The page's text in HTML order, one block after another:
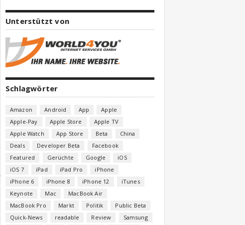
Unterstützt von
Schlagwörter
Amazon Android App
Apple
Apple-Pay
Apple Store
Apple TV
Apple Watch
App Store Beta
China
Deals
Developer Beta
Facebook
Featured
Gerüchte Google
iOS
iOS 7
iPad iPad Pro
iPhone
iPhone 6
iPhone 8 iPhone 12
iTunes
Keynote
Mac
MacBook Air
MacBook Pro
Markt Politik
Public Beta
Quick-News
readable Review
Samsung